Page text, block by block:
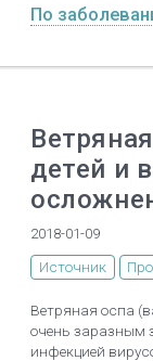
По
детей и
2018-01-09
Источник
Ветряная оспа
очень заразным
инфекцией